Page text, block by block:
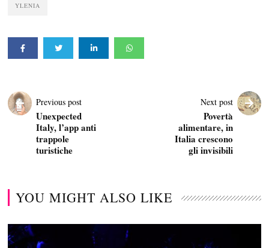
YLENIA
Previous post
Unexpected
Italy, l’app anti
trappole
turistiche
Next post
Povertà
alimentare, in
Italia crescono
gli invisibili
YOU MIGHT ALSO LIKE